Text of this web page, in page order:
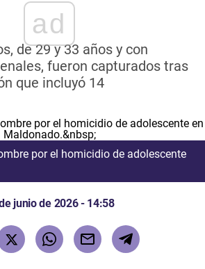
ad
de 29 y 33 años y con
fueron capturados tras
que incluyó 14
por el homicidio de adolescente
junio de 2026 - 14:58